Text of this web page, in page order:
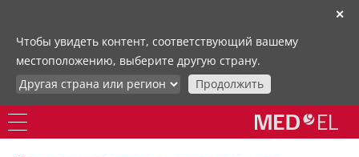
✕
Чтобы увидеть контент, соответствующий вашему
местоположению, выберите другую страну.
Продолжить